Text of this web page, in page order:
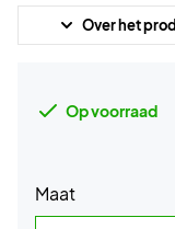
Over het
Op voorraad
Maat